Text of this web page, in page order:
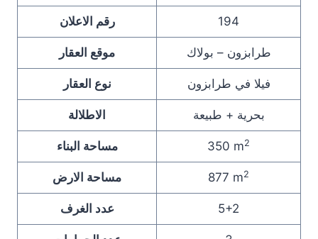
رقم الاعلان 194
موقع العقار طرابزون – بولاك
نوع العقار فيلا في طرابزون
الاطلالة بحرية + طبيعة
مساحة البناء 350 m2
مساحة الارض 877 m2
عدد الغرف 5+2